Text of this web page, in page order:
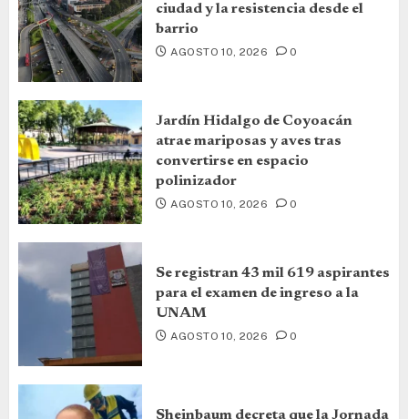
ciudad y la resistencia desde el
barrio
AGOSTO 10, 2026 0
Jardín Hidalgo de Coyoacán
atrae mariposas y aves tras
convertirse en espacio
polinizador
AGOSTO 10, 2026 0
Se registran 43 mil 619 aspirantes
para el examen de ingreso a la
UNAM
AGOSTO 10, 2026 0
Sheinbaum decreta que la Jornada